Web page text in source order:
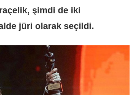
şimdi de iki
jüri olarak seçildi.